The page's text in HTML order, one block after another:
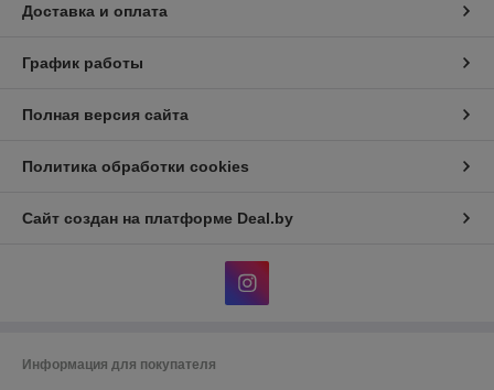
Доставка и оплата
График работы
Полная версия сайта
Политика обработки cookies
Сайт создан на платформе Deal.by
Информация для покупателя